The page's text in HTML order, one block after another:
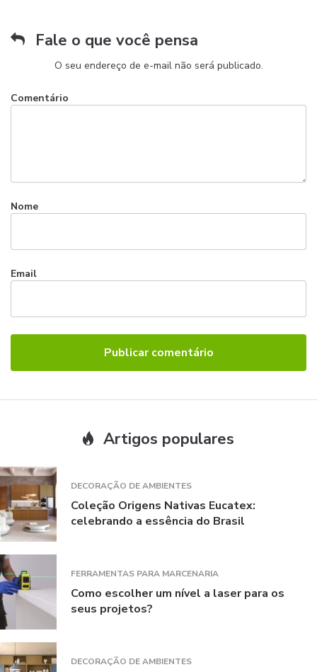
Fale o que você pensa
O seu endereço de e-mail não será publicado.
Nome
Email
Comentário
Artigos populares
DECORAÇÃO DE AMBIENTES
Coleção Origens Nativas Eucatex:
celebrando a essência do Brasil
FERRAMENTAS PARA MARCENARIA
Como escolher um nível a laser para os
seus projetos?
DECORAÇÃO DE AMBIENTES